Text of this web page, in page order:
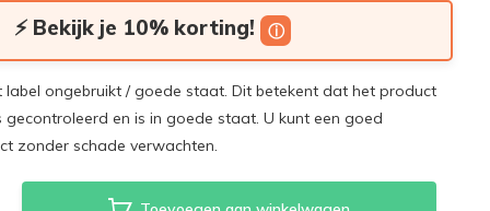
⚡ Bekijk je 10% korting! ⓘ
ongebruikt / goede staat. Dit betekent dat het product
gecontroleerd en is in goede staat. U kunt een goed
zonder schade verwachten.